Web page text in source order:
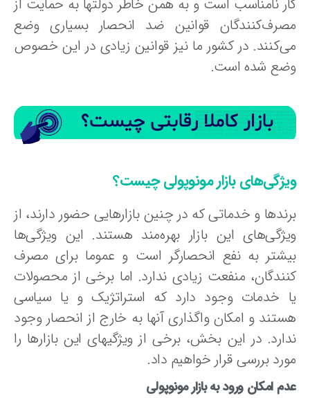
نامناسب است و به همن خاطر دولتها به حمایت از
قوانین ضد انحصار بسیاری وضع
در کشور ما نیز قوانین زیادی در این خصوص
شده است.
بازار مونوپولی چیست؟
و خدماتی که در چنین بازارهایی حضور دارند، از
این بازار بهره‌مند هستند. این ویژگی‌ها
به نفع انحصارگر است و عموما برای مصرف‌
منفعت زیادی ندارد. اما برخی از محصولات
خدمات وجود دارد که استراتژیک و یا سیاسی
و امکان واگذاری آنها به خارج از انحصار وجود
در این بخش، برخی از ویژگیهای این بازارها را
بررسی قرار خواهیم داد.
امکان ورود به بازار مونوپولی